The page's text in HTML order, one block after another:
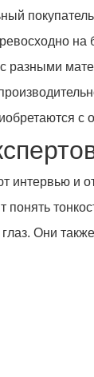
разными
с
интервью и
понять
Они